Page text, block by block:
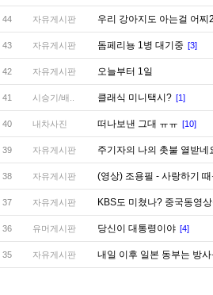
44 자유게시판 우리 강아지도 아는걸 어찌
43 자유게시판 돔페리뇽 1병 대기중 [3]
42 자유게시판 오늘부터 1일
41 시승기/배.. 클래식 미니택시? [1]
40 내차사진 떠나보낸 그대 ㅠㅠ [10]
39 자유게시판 주기자의 나의 촛불 열받네
38 자유게시판 (영상) 조용필 - 사랑하기 때
37 자유게시판 KBS도 미쳤나? 중국동영
36 유머게시판 당신이 대통령이야 [4]
35 자유게시판 내일 이후 일본 동부는 방